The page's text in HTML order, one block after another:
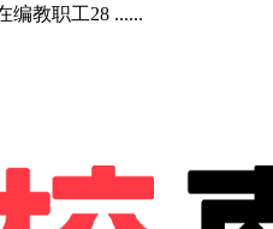
编教职工28 ......